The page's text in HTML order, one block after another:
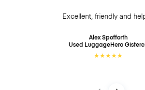
Excellent, friendly and
Alex Spofforth
Used LuggageHero
★★★★★